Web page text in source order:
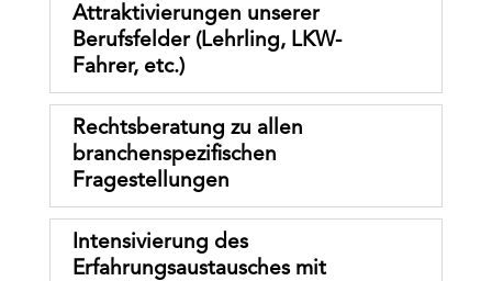
Attraktivierungen unserer
Berufsfelder (Lehrling, LKW-
Fahrer, etc.)
Rechtsberatung zu allen
branchenspeziﬁschen
Fragestellungen
Intensivierung des
Erfahrungsaustausches mit